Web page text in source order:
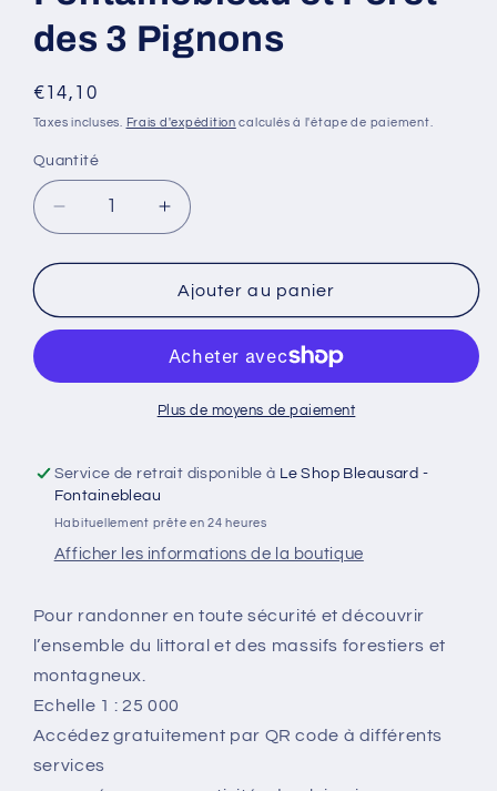
des 3 Pignons
Prix
habituel
€14,10
Taxes incluses. Frais d'expédition calculés à l'étape de paiement.
Quantité
Réduire
la
quantité
2417OT
Forêt
Fontainebleau
3
Augmenter
la
quantité
de
2417OT
de
Fontainebleau
et
3
Ajouter au panier
Plus de moyens de paiement
Service de retrait disponible à Le Shop Bleausard -
Fontainebleau
Habituellement prête en 24 heures
Afficher les informations de la boutique
Pour randonner en toute sécurité et découvrir
l’ensemble du littoral et des massifs forestiers et
montagneux.
Echelle 1 : 25 000
Accédez gratuitement par QR code à différents
services